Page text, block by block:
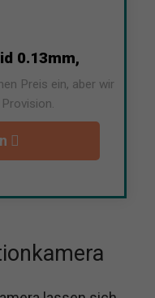
0.13mm,
Preis ein, aber wir